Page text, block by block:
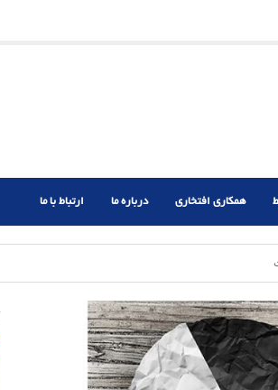
همکاری افتخاری درباره ما ارتباط با ما